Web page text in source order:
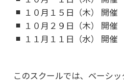
１０月１５日（木） 開催
１０月２９日（木） 開催
１１月１１日（水） 開催
このスクールでは、ベーシ